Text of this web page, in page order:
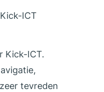
ICT
Kick-ICT.
tevreden